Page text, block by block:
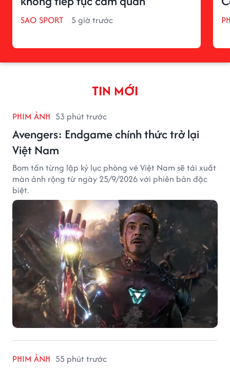
SAO SPORT 5 giờ trước
TIN MỚI
PHIM ẢNH 53 phút trước
Avengers: Endgame chính thức trở lại
Việt Nam
Bom tấn từng lập kỷ lục phòng vé Việt Nam sẽ tái xuất
màn ảnh rộng từ ngày 25/9/2026 với phiên bản đặc
biệt.
PHIM ẢNH 55 phút trước